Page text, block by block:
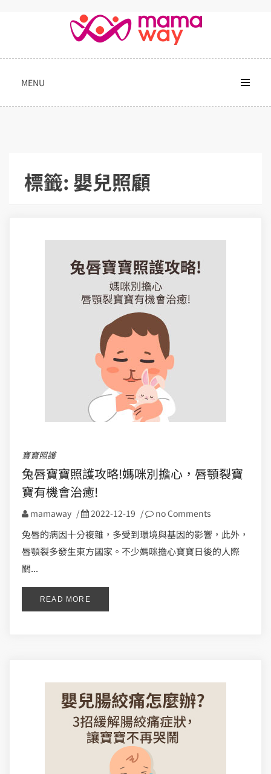
MENU
標籤: 嬰兒照顧
寶寶照護
兔唇寶寶照護攻略!媽咪別擔心，唇顎裂寶
寶有機會治癒!
mamaway / 2022-12-19 / no Comments
兔唇的病因十分複雜，多受到環境與基因的影響，此外，
唇顎裂多發生東方國家。不少媽咪擔心寶寶日後的人際
關...
READ MORE